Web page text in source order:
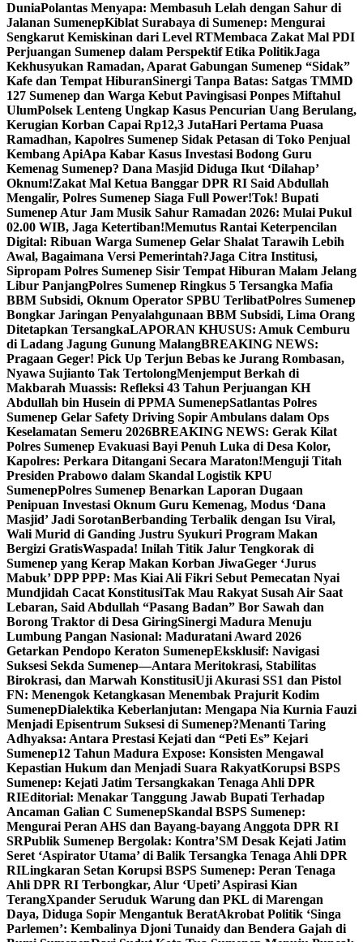
DuniaPolantas Menyapa: Membasuh Lelah dengan Sahur di
Jalanan SumenepKiblat Surabaya di Sumenep: Mengurai
Sengkarut Kemiskinan dari Level RTMembaca Zakat Mal PDI
Perjuangan Sumenep dalam Perspektif Etika PolitikJaga
Kekhusyukan Ramadan, Aparat Gabungan Sumenep “Sidak”
Kafe dan Tempat HiburanSinergi Tanpa Batas: Satgas TMMD
127 Sumenep dan Warga Kebut Pavingisasi Ponpes Miftahul
UlumPolsek Lenteng Ungkap Kasus Pencurian Uang Berulang,
Kerugian Korban Capai Rp12,3 JutaHari Pertama Puasa
Ramadhan, Kapolres Sumenep Sidak Petasan di Toko Penjual
Kembang ApiApa Kabar Kasus Investasi Bodong Guru
Kemenag Sumenep? Dana Masjid Diduga Ikut ‘Dilahap’
Oknum!Zakat Mal Ketua Banggar DPR RI Said Abdullah
Mengalir, Polres Sumenep Siaga Full Power!Tok! Bupati
Sumenep Atur Jam Musik Sahur Ramadan 2026: Mulai Pukul
02.00 WIB, Jaga Ketertiban!Memutus Rantai Keterpencilan
Digital: Ribuan Warga Sumenep Gelar Shalat Tarawih Lebih
Awal, Bagaimana Versi Pemerintah?Jaga Citra Institusi,
Sipropam Polres Sumenep Sisir Tempat Hiburan Malam Jelang
Libur PanjangPolres Sumenep Ringkus 5 Tersangka Mafia
BBM Subsidi, Oknum Operator SPBU TerlibatPolres Sumenep
Bongkar Jaringan Penyalahgunaan BBM Subsidi, Lima Orang
Ditetapkan TersangkaLAPORAN KHUSUS: Amuk Cemburu
di Ladang Jagung Gunung MalangBREAKING NEWS:
Pragaan Geger! Pick Up Terjun Bebas ke Jurang Rombasan,
Nyawa Sujianto Tak TertolongMenjemput Berkah di
Makbarah Muassis: Refleksi 43 Tahun Perjuangan KH
Abdullah bin Husein di PPMA SumenepSatlantas Polres
Sumenep Gelar Safety Driving Sopir Ambulans dalam Ops
Keselamatan Semeru 2026BREAKING NEWS: Gerak Kilat
Polres Sumenep Evakuasi Bayi Penuh Luka di Desa Kolor,
Kapolres: Perkara Ditangani Secara Maraton!Menguji Titah
Presiden Prabowo dalam Skandal Logistik KPU
SumenepPolres Sumenep Benarkan Laporan Dugaan
Penipuan Investasi Oknum Guru Kemenag, Modus ‘Dana
Masjid’ Jadi SorotanBerbanding Terbalik dengan Isu Viral,
Wali Murid di Ganding Justru Syukuri Program Makan
Bergizi GratisWaspada! Inilah Titik Jalur Tengkorak di
Sumenep yang Kerap Makan Korban JiwaGeger ‘Jurus
Mabuk’ DPP PPP: Mas Kiai Ali Fikri Sebut Pemecatan Nyai
Mundjidah Cacat KonstitusiTak Mau Rakyat Susah Air Saat
Lebaran, Said Abdullah “Pasang Badan” Bor Sawah dan
Borong Traktor di Desa GiringSinergi Madura Menuju
Lumbung Pangan Nasional: Maduratani Award 2026
Getarkan Pendopo Keraton SumenepEksklusif: Navigasi
Suksesi Sekda Sumenep—Antara Meritokrasi, Stabilitas
Birokrasi, dan Marwah KonstitusiUji Akurasi SS1 dan Pistol
FN: Menengok Ketangkasan Menembak Prajurit Kodim
SumenepDialektika Keberlanjutan: Mengapa Nia Kurnia Fauzi
Menjadi Episentrum Suksesi di Sumenep?Menanti Taring
Adhyaksa: Antara Prestasi Kejati dan “Peti Es” Kejari
Sumenep12 Tahun Madura Expose: Konsisten Mengawal
Kepastian Hukum dan Menjadi Suara RakyatKorupsi BSPS
Sumenep: Kejati Jatim Tersangkakan Tenaga Ahli DPR
RIEditorial: Menakar Tanggung Jawab Bupati Terhadap
Ancaman Galian C SumenepSkandal BSPS Sumenep:
Mengurai Peran AHS dan Bayang-bayang Anggota DPR RI
SRPublik Sumenep Bergolak: Kontra’SM Desak Kejati Jatim
Seret ‘Aspirator Utama’ di Balik Tersangka Tenaga Ahli DPR
RILingkaran Setan Korupsi BSPS Sumenep: Peran Tenaga
Ahli DPR RI Terbongkar, Alur ‘Upeti’ Aspirasi Kian
TerangXpander Seruduk Warung dan PKL di Marengan
Daya, Diduga Sopir Mengantuk BeratAkrobat Politik ‘Singa
Parlemen’: Kembalinya Djoni Tunaidy dan Bendera Gajah di